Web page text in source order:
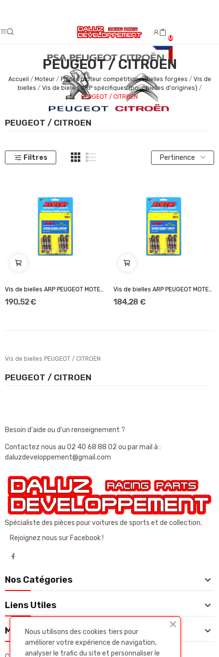
0
PEUGEOT / CITROEN
Accueil Moteur Pièces moteur compétition Bielles forgées
Vis de
bielles
Vis de bielles ARP spécifiques (pour bielles d'origines)
PEUGEOT / CITROEN
PEUGEOT / CITROEN
PEUGEOT / CITROEN
Filtres Pertinence
190,52 €
Vis de bielles ARP PEUGEOT MOTEURS XU - 205 /...
184,28 €
Vis de bielles PEUGEOT / CITROEN
Besoin d'aide ou d'un renseignement ?
Contactez nous au 02 40 68 88 02 ou par mail à :
daluzdeveloppement@gmail.com
Spécialiste des pièces pour voitures de sports et de collection.
Rejoignez nous sur Facebook !
Nos Catégories 
Liens Utiles 
Mon Compte 
Nous utilisons des cookies tiers pour
améliorer votre expérience de navigation,
analyser le trafic du site et personnaliser le